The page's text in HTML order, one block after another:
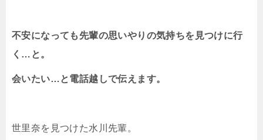
不安になっても先輩の思いやりの気持ちを見つけに行
く…と。
会いたい…と電話越しで伝えます。
世里奈を見つけた水川先輩。